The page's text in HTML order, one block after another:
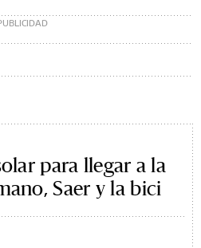
para llegar a la
Saer y la bici